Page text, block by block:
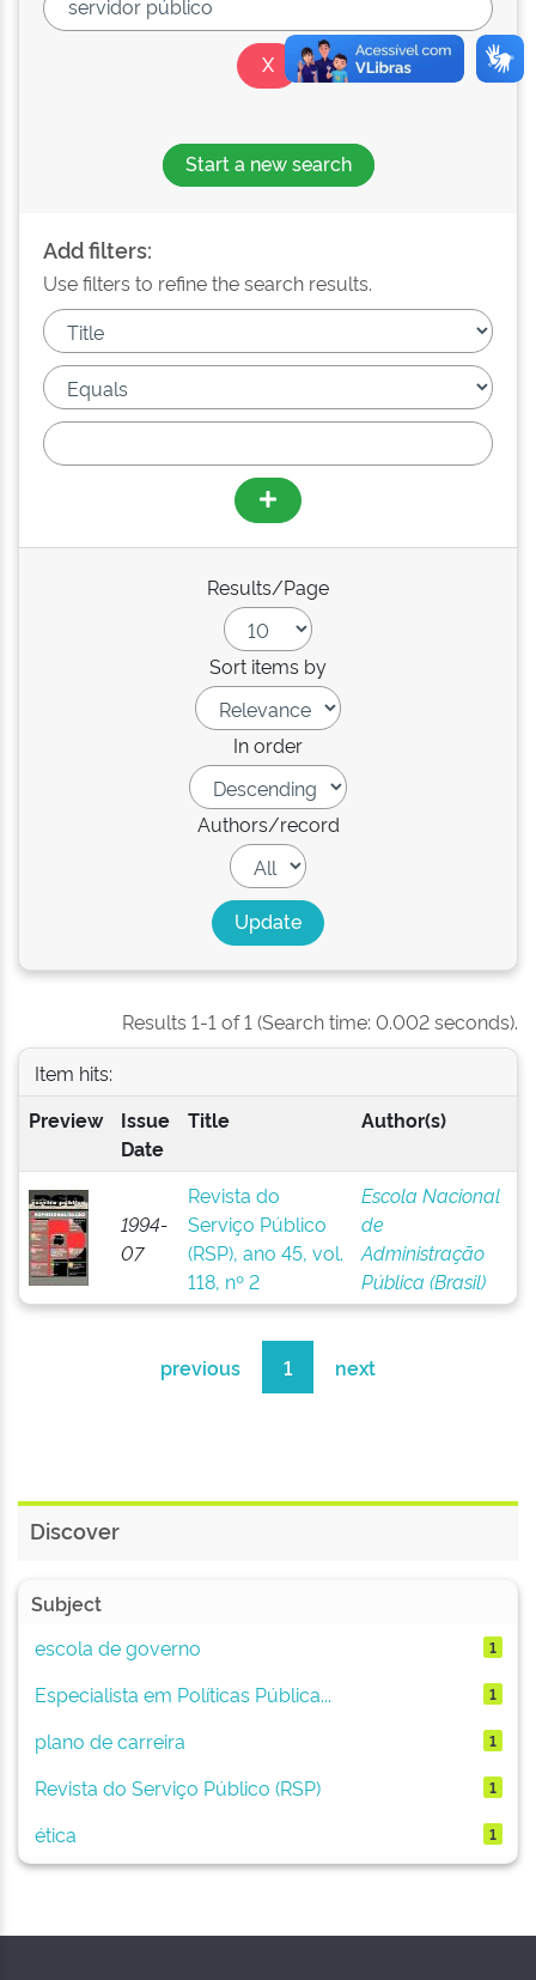
Start a new search
Add filters:
Use filters to refine the search results.
Results/Page
Sort items by
In order
Authors/record
Results 1-1 of 1 (Search time: 0.002 seconds).
Item hits:
Preview
Issue
Date
Title Author(s)
1994-
07
Revista do
Serviço Público
(RSP), ano 45, vol.
118, nº 2
Escola Nacional
de
Administração
Pública (Brasil)
previous 1 next
Discover
Subject
escola de governo
1
Especialista em Políticas Pública... 1
plano de carreira 1
Revista do Serviço Público (RSP) 1
ética 1